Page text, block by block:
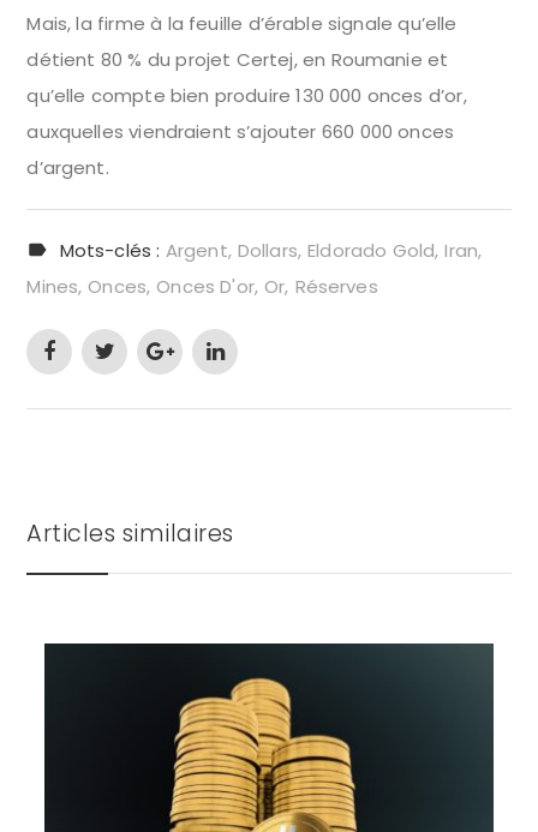
Mais, la firme à la feuille d’érable signale qu’elle
détient 80 % du projet Certej, en Roumanie et
qu’elle compte bien produire 130 000 onces d’or,
auxquelles viendraient s’ajouter 660 000 onces
d’argent.
Mots-clés : Argent Dollars Eldorado Gold Iran
Mines Onces Onces D'or Or Réserves
Articles similaires